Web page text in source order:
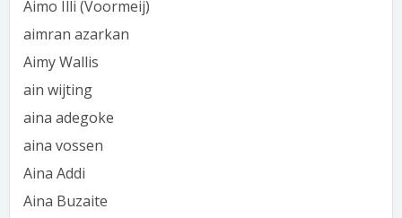
Aimo Illi (Voormeij)
aimran azarkan
Aimy Wallis
ain wijting
aina adegoke
aina vossen
Aina Addi
Aina Buzaite